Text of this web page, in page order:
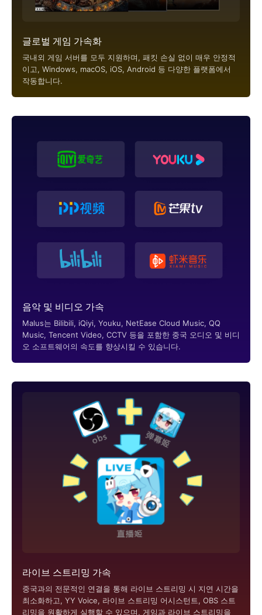
글로벌 게임 가속화
국내외 게임 서버를 모두 지원하며, 패킷 손실 없이 매우 안정적
이고, Windows, macOS, iOS, Android 등 다양한 플랫폼에서
작동합니다.
음악 및 비디오 가속
Malus는 Bilibili, iQiyi, Youku, NetEase Cloud Music, QQ
Music, Tencent Video, CCTV 등을 포함한 중국 오디오 및 비디
오 소프트웨어의 속도를 향상시킬 수 있습니다.
라이브 스트리밍 가속
중국과의 전문적인 연결을 통해 라이브 스트리밍 시 지연 시간을
최소화하고, YY Voice, 라이브 스트리밍 어시스턴트, OBS 스트
리밍을 원활하게 실행할 수 있으며, 게임과 라이브 스트리밍을